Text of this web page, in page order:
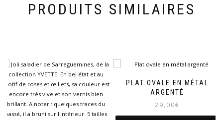
PRODUITS SIMILAIRES
PLAT OVALE EN MÉTAL
ARGENTÉ
29,00€